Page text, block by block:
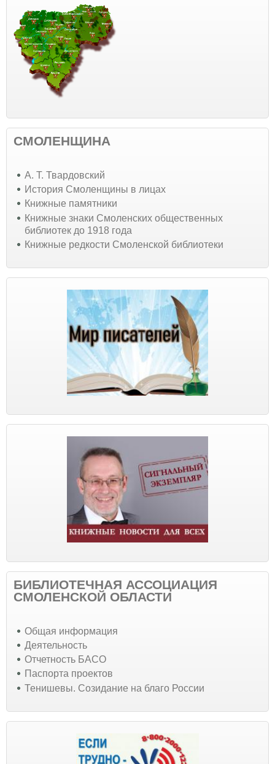
СМОЛЕНЩИНА
А. Т. Твардовский
История Смоленщины в лицах
Книжные памятники
Книжные знаки Смоленских общественных
библиотек до 1918 года
Книжные редкости Смоленской библиотеки
БИБЛИОТЕЧНАЯ АССОЦИАЦИЯ
СМОЛЕНСКОЙ ОБЛАСТИ
Общая информация
Деятельность
Отчетность БАСО
Паспорта проектов
Тенишевы. Созидание на благо России